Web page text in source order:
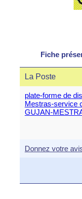
Fiche
La Poste
plate-forme de
Mestras-service
GUJAN-
Donnez votre